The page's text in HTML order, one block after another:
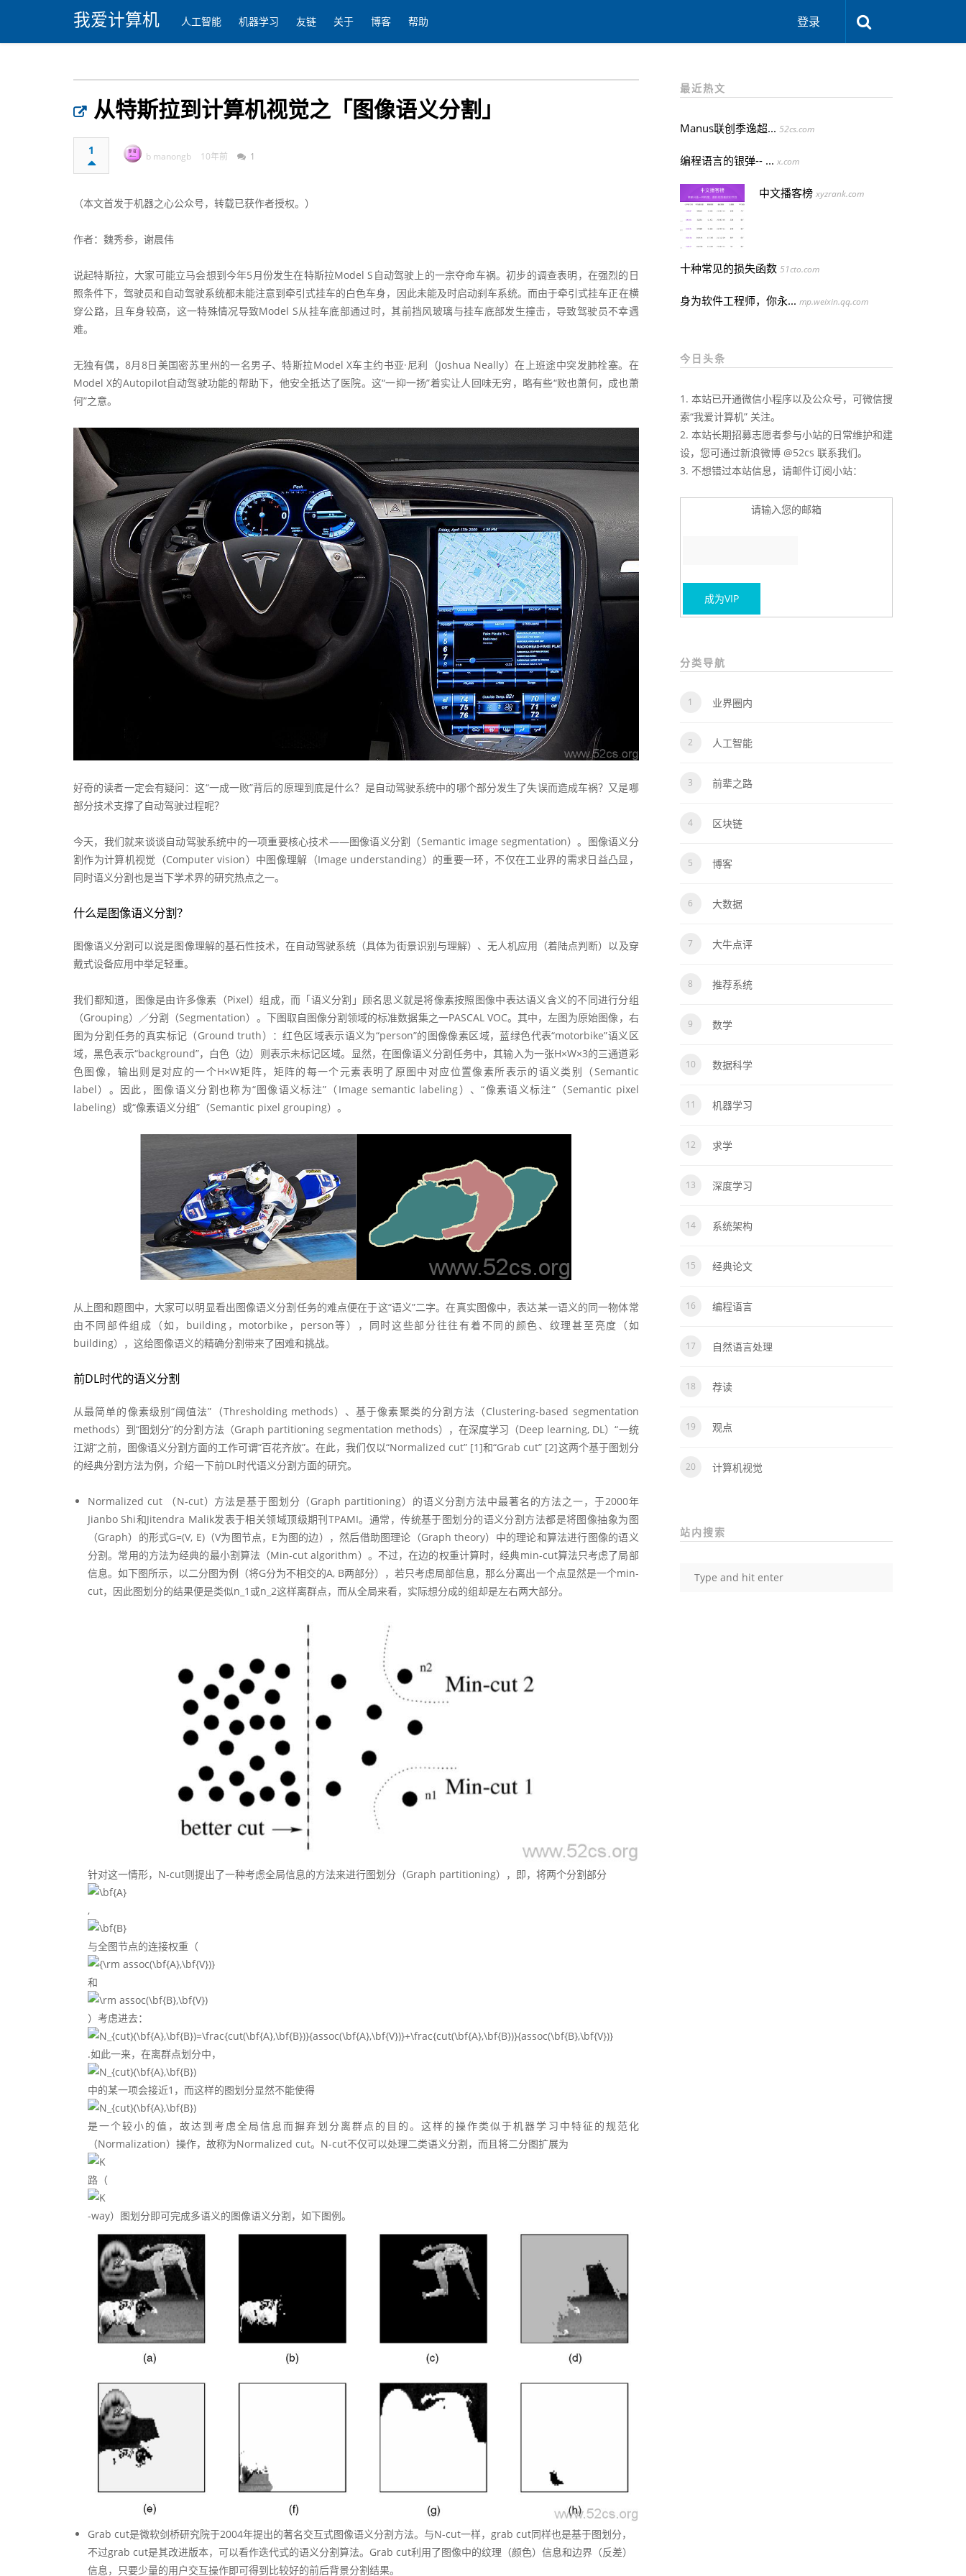
我爱计算机 人工智能 机器学习 友链 关于 博客 帮助 登录
从特斯拉到计算机视觉之「图像语义分割」
1 b manongb 10年前 1
（本文首发于机器之心公众号，转载已获作者授权。）
作者： 魏秀参， 谢晨伟
说起特斯拉，大家可能立马会想到今年5月份发生在特斯拉Model S自动驾驶上的一宗夺命车祸。初步的调查表明，在强烈的日
照条件下，驾驶员和自动驾驶系统都未能注意到牵引式挂车的白色车身，因此未能及时启动刹车系统。而由于牵引式挂车正在横
穿公路，且车身较高，这一特殊情况导致Model S从挂车底部通过时，其前挡风玻璃与挂车底部发生撞击，导致驾驶员不幸遇
难。
无独有偶，8月8日美国密苏里州的一名男子、特斯拉Model X车主约书亚·尼利（Joshua Neally）在上班途中突发肺栓塞。在
Model X的Autopilot自动驾驶功能的帮助下，他安全抵达了医院。这“一抑一扬”着实让人回味无穷，略有些“败也萧何，成也萧
何”之意。
好奇的读者一定会有疑问：这“一成一败”背后的原理到底是什么？是自动驾驶系统中的哪个部分发生了失误而造成车祸？又是哪
部分技术支撑了自动驾驶过程呢？
今天，我们就来谈谈自动驾驶系统中的一项重要核心技术——图像语义分割（Semantic image segmentation）。图像语义分
割作为计算机视觉（Computer vision）中图像理解（Image understanding）的重要一环，不仅在工业界的需求日益凸显，
同时语义分割也是当下学术界的研究热点之一。
什么是图像语义分割？
图像语义分割可以说是图像理解的基石性技术，在自动驾驶系统（具体为街景识别与理解）、无人机应用（着陆点判断）以及穿
戴式设备应用中举足轻重。
我们都知道，图像是由许多像素（Pixel）组成，而「语义分割」顾名思义就是将像素按照图像中表达语义含义的不同进行分组
（Grouping）／分割（Segmentation）。下图取自图像分割领域的标准数据集之一PASCAL VOC。其中，左图为原始图像，右
图为分割任务的真实标记（Ground truth）：红色区域表示语义为“person”的图像像素区域，蓝绿色代表“motorbike”语义区
域，黑色表示“background”，白色（边）则表示未标记区域。显然，在图像语义分割任务中，其输入为一张H×W×3的三通道彩
色图像，输出则是对应的一个H×W矩阵，矩阵的每一个元素表明了原图中对应位置像素所表示的语义类别（Semantic
label）。因此，图像语义分割也称为“图像语义标注”（Image semantic labeling）、“像素语义标注”（Semantic pixel
labeling）或“像素语义分组”（Semantic pixel grouping）。
从上图和题图中，大家可以明显看出图像语义分割任务的难点便在于这“语义”二字。在真实图像中，表达某一语义的同一物体常
由不同部件组成（如，building，motorbike，person等），同时这些部分往往有着不同的颜色、纹理甚至亮度（如
building），这给图像语义的精确分割带来了困难和挑战。
前DL时代的语义分割
从最简单的像素级别“阈值法”（Thresholding methods）、基于像素聚类的分割方法（Clustering-based segmentation
methods）到“图划分”的分割方法（Graph partitioning segmentation methods），在深度学习（Deep learning, DL）“一统
江湖”之前，图像语义分割方面的工作可谓“百花齐放”。在此，我们仅以“Normalized cut” [1]和“Grab cut” [2]这两个基于图划分
的经典分割方法为例，介绍一下前DL时代语义分割方面的研究。
Normalized cut （N-cut）方法是基于图划分（Graph partitioning）的语义分割方法中最著名的方法之一，于2000年
Jianbo Shi和Jitendra Malik发表于相关领域顶级期刊TPAMI。通常，传统基于图划分的语义分割方法都是将图像抽象为图
（Graph）的形式G=(V, E)（V为图节点，E为图的边），然后借助图理论（Graph theory）中的理论和算法进行图像的语义
分割。常用的方法为经典的最小割算法（Min-cut algorithm）。不过，在边的权重计算时，经典min-cut算法只考虑了局部
信息。如下图所示，以二分图为例（将G分为不相交的A, B两部分），若只考虑局部信息，那么分离出一个点显然是一个min-
cut，因此图划分的结果便是类似n_1或n_2这样离群点，而从全局来看，实际想分成的组却是左右两大部分。
针对这一情形，N-cut则提出了一种考虑全局信息的方法来进行图划分（Graph partitioning），即，将两个分割部分
,
与全图节点的连接权重（
和
）考虑进去：
.如此一来，在离群点划分中，
中的某一项会接近1，而这样的图划分显然不能使得
是一个较小的值，故达到考虑全局信息而摒弃划分离群点的目的。这样的操作类似于机器学习中特征的规范化
（Normalization）操作，故称为Normalized cut。N-cut不仅可以处理二类语义分割，而且将二分图扩展为
路（
-way）图划分即可完成多语义的图像语义分割，如下图例。
Grab cut是微软剑桥研究院于2004年提出的著名交互式图像语义分割方法。与N-cut一样，grab cut同样也是基于图划分，
不过grab cut是其改进版本，可以看作迭代式的语义分割算法。Grab cut利用了图像中的纹理（颜色）信息和边界（反差）
信息，只要少量的用户交互操作即可得到比较好的前后背景分割结果。
最近热文
Manus联创季逸超... 52cs.com
编程语言的银弹-- ... x.com
中文播客榜 xyzrank.com
十种常见的损失函数 51cto.com
身为软件工程师，你永... mp.weixin.qq.com
今日头条
1. 本站已开通微信小程序以及公众号，可微信搜
索“我爱计算机” 关注。
2. 本站长期招募志愿者参与小站的日常维护和建
设，您可通过新浪微博 @52cs 联系我们。
3. 不想错过本站信息，请邮件订阅小站：
请输入您的邮箱
分类导航
业界圈内
人工智能
前辈之路
区块链
博客
大数据
大牛点评
推荐系统
数学
数据科学
机器学习
求学
深度学习
系统架构
经典论文
编程语言
自然语言处理
荐读
观点
计算机视觉
站内搜索